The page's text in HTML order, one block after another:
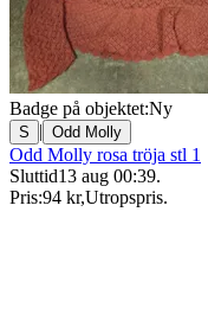
Badge på objektet:Ny
S | Odd Molly
Odd Molly rosa tröja stl 1
Sluttid13 aug 00:39.
Pris:94 kr,Utropspris.